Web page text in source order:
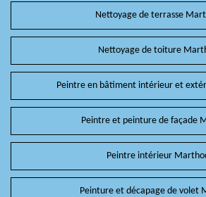
Nettoyage de terrasse
Nettoyage de toiture
Peintre en bâtiment intérieur et
Peintre et peinture de façade
Peintre intérieur
Peinture et décapage de volet